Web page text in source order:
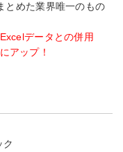
とめた業界唯一のもの
データとの併用
アップ！
ク